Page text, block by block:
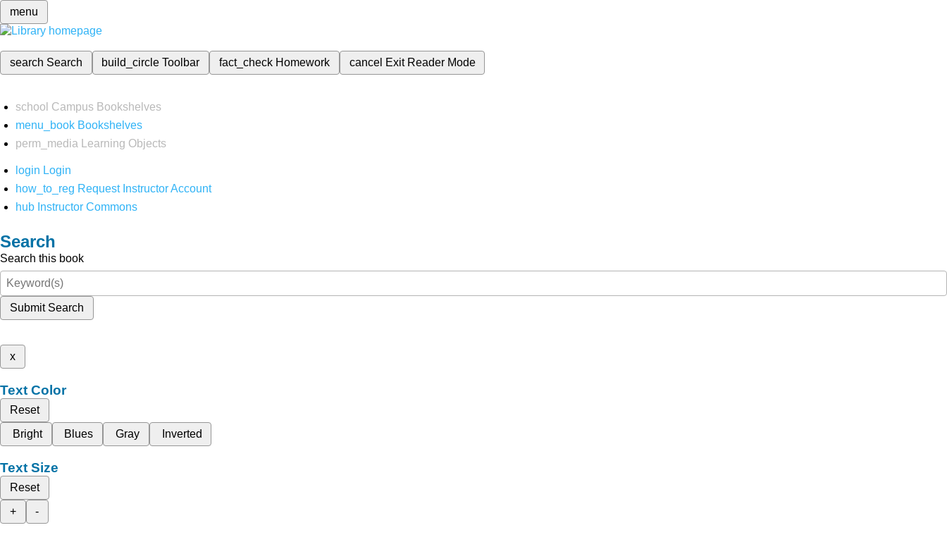
menu
search Search build_circleToolbar fact_check Homework cancel Exit Reader Mode
school Campus Bookshelves
menu_book Bookshelves
perm_media
Learning Objects
login Login
how_to_reg Request Instructor Account
hub Instructor Commons
Search
Search this book
Submit Search
x
Text Color
Reset
Bright
Blues Gray Inverted
Text Size
Reset
+
-